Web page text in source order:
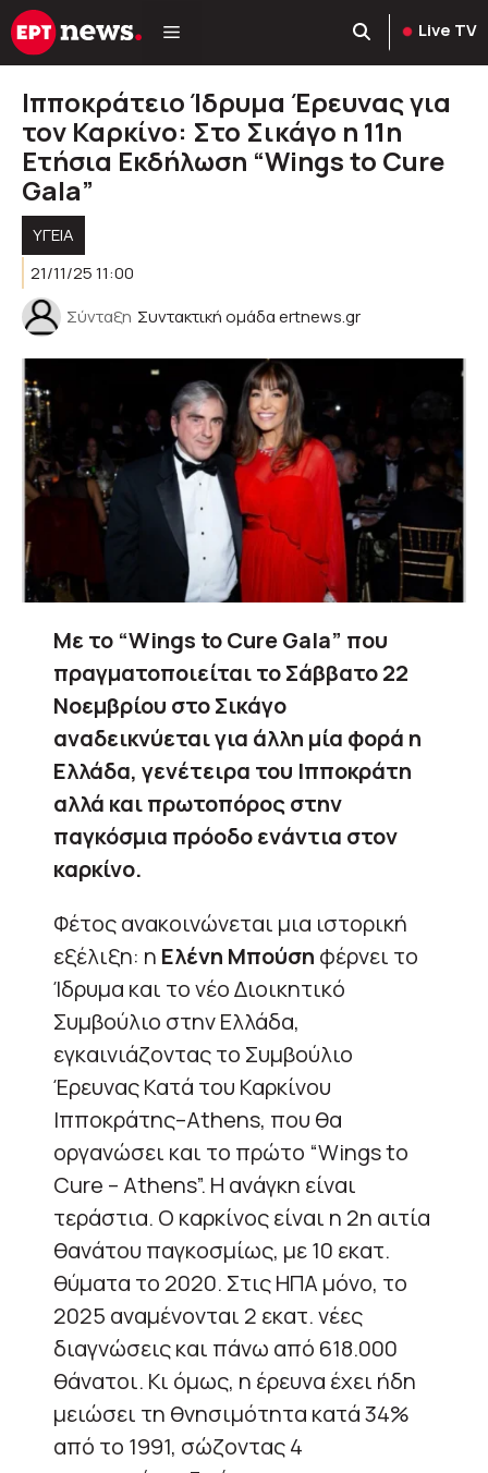
Μετάβαση
σε
Live TV
Ιπποκράτειο Ίδρυμα Έρευνας για
τον Καρκίνο: Στο Σικάγο η 11η
Ετήσια Εκδήλωση “Wings to Cure
Gala”
ΥΓΕΊΑ
21/11/25 11:00
Σύνταξη Συντακτική ομάδα ertnews.gr
Με το “Wings to Cure Gala” που
πραγματοποιείται το Σάββατο 22
Νοεμβρίου στο Σικάγο
αναδεικνύεται για άλλη μία φορά η
Ελλάδα, γενέτειρα του Ιπποκράτη
αλλά και πρωτοπόρος στην
παγκόσμια πρόοδο ενάντια στον
καρκίνο.
Φέτος ανακοινώνεται μια ιστορική
εξέλιξη: η Ελένη Μπούση φέρνει το
Ίδρυμα και το νέο Διοικητικό
Συμβούλιο στην Ελλάδα,
εγκαινιάζοντας το Συμβούλιο
Έρευνας Κατά του Καρκίνου
Ιπποκράτης–Athens, που θα
οργανώσει και το πρώτο “Wings to
Cure – Athens”. Η ανάγκη είναι
τεράστια. Ο καρκίνος είναι η 2η αιτία
θανάτου παγκοσμίως, με 10 εκατ.
θύματα το 2020. Στις ΗΠΑ μόνο, το
2025 αναμένονται 2 εκατ. νέες
διαγνώσεις και πάνω από 618.000
θάνατοι. Κι όμως, η έρευνα έχει ήδη
μειώσει τη θνησιμότητα κατά 34%
από το 1991, σώζοντας 4